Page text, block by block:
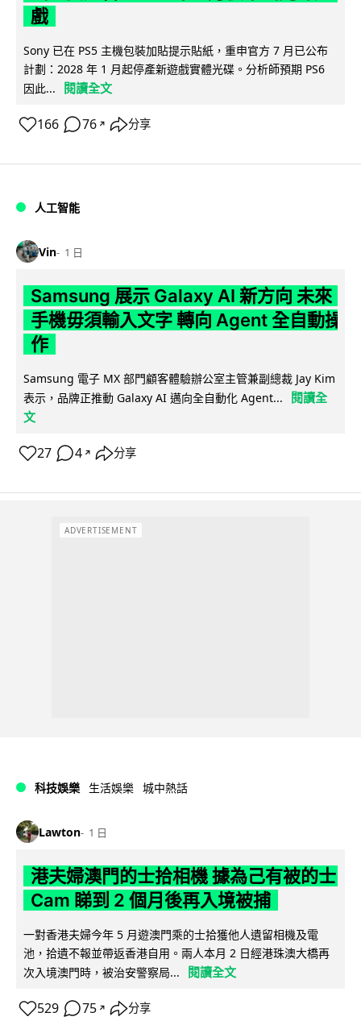
戲
Sony 已在 PS5 主機包裝加貼提示貼紙，重申官方 7 月已公布
計劃：2028 年 1 月起停產新遊戲實體光碟。分析師預期 PS6
因此...
閱讀全文
166 76 ↗ 分享
人工智能
Vin 1 日
Samsung 展示 Galaxy AI 新方向 未來
手機毋須輸入文字 轉向 Agent 全自動操
作
Samsung 電子 MX 部門顧客體驗辦公室主管兼副總裁 Jay Kim
表示，品牌正推動 Galaxy AI 邁向全自動化 Agent...
閱讀全
文
27 4 ↗ 分享
ADVERTISEMENT
科技娛樂 生活娛樂 城中熱話
Lawton 1 日
港夫婦澳門的士拾相機 據為己有被的士
Cam 睇到 2 個月後再入境被捕
一對香港夫婦今年 5 月遊澳門乘的士拾獲他人遺留相機及電
池，拾遺不報並帶返香港自用。兩人本月 2 日經港珠澳大橋再
次入境澳門時，被治安警察局...
閱讀全文
529 75 ↗ 分享